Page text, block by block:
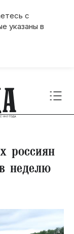
с
указаны в
россиян
неделю